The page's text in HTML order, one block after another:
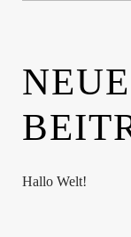
Hallo Welt!